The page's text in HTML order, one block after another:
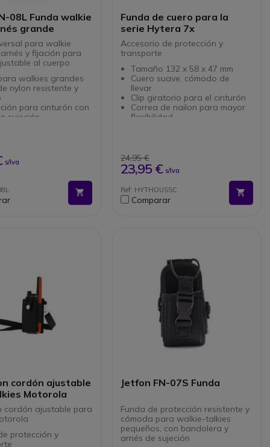
08L Funda walkie
grande
para walkie
y fijación para
al cuerpo
walkies grandes
nylon resistente y
para cinturón con
sujeción
750, FTA-850/PNI
72/President Randy
s/Iva
Funda de cuero para la
serie Hytera 7x
Accesorio de protección y
transporte
Tamaño 132 x 58 x 47 mm
Cuero suave, cómodo de
llevar
Clip giratorio para el cinturón
Correa de nailon para mayor
flexibilidad
PT580H PLUS
24,95 €
23,95 € s/Iva
Ref: HYTHOUSSC
Comparar
cordón ajustable
Motorola
cordón ajustable para
protección y
Jetfon FN-07S Funda
Funda de protección resistente y
cómoda para walkie-talkies
pequeños, con bandolera y
arnés de sujeción